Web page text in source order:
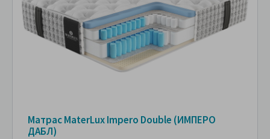
Матрас MaterLux Impero Double (ИМПЕРО
ДАБЛ)